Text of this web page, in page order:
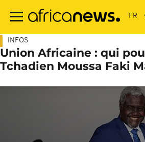
contenu
INFOS
Union Africaine : qui
Tchadien Moussa Faki